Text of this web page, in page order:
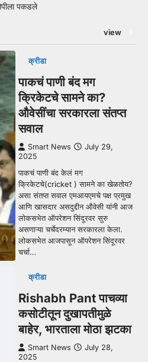
पकडले
view
क्रीडा
पाकचं पाणी बंद मग
क्रिकेटचे सामने का?
औवेसींचा सरकारला संतप्त
सवाल
Smart News
July 29,
2025
पाकचं पाणी बंद केलं मग
क्रिकेटचे(cricket ) सामने का खेळतोय?
असा संतप्त सवाल एमआयएमचे पक्ष प्रमुख
आणि खासदार असदुद्दीन औवेसी यांनी आज
लोकसभेत ऑपरेशन सिंदूरवर सुरु
असणाऱ्या चर्चेदरम्यान सरकारला केला.
लोकसभेत आजपासून ऑपरेशन सिंदूरवर
चर्चा…
क्रीडा
Rishabh Pant पाचव्या
कसोटीतून दुखापतीमुळे
बाहेर, भारताला मोठा झटका
Smart News
July 28,
2025